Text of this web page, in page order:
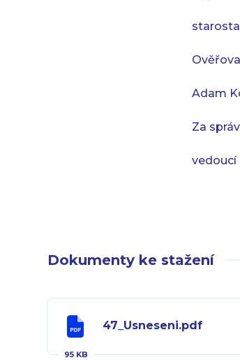
starosta
Adam
Za
vedoucí
Dokumenty ke stažení
47_Usneseni.pdf
95 KB